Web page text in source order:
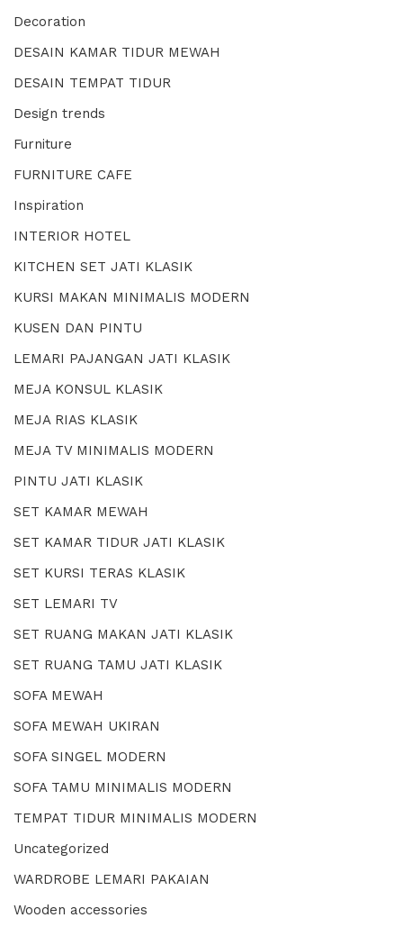
Decoration
DESAIN KAMAR TIDUR MEWAH
DESAIN TEMPAT TIDUR
Design trends
Furniture
FURNITURE CAFE
Inspiration
INTERIOR HOTEL
KITCHEN SET JATI KLASIK
KURSI MAKAN MINIMALIS MODERN
KUSEN DAN PINTU
LEMARI PAJANGAN JATI KLASIK
MEJA KONSUL KLASIK
MEJA RIAS KLASIK
MEJA TV MINIMALIS MODERN
PINTU JATI KLASIK
SET KAMAR MEWAH
SET KAMAR TIDUR JATI KLASIK
SET KURSI TERAS KLASIK
SET LEMARI TV
SET RUANG MAKAN JATI KLASIK
SET RUANG TAMU JATI KLASIK
SOFA MEWAH
SOFA MEWAH UKIRAN
SOFA SINGEL MODERN
SOFA TAMU MINIMALIS MODERN
TEMPAT TIDUR MINIMALIS MODERN
Uncategorized
WARDROBE LEMARI PAKAIAN
Wooden accessories